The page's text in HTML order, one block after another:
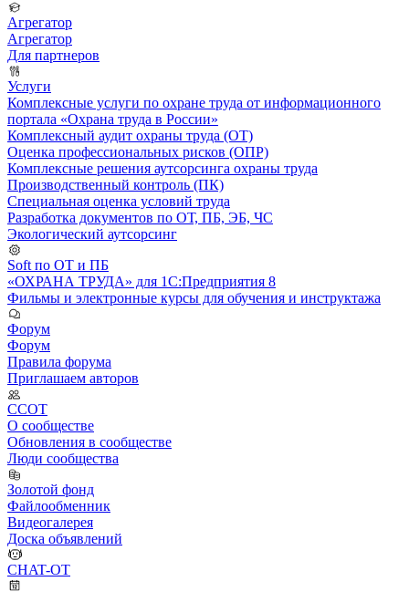
Агрегатор
Агрегатор
Для партнеров
Услуги
Комплексные услуги по охране труда от информационного
портала «Охрана труда в России»
Комплексный аудит охраны труда (ОТ)
Оценка профессиональных рисков (ОПР)
Комплексные решения аутсорсинга охраны труда
Производственный контроль (ПК)
Специальная оценка условий труда
Разработка документов по ОТ, ПБ, ЭБ, ЧС
Экологический аутсорсинг
Soft по ОТ и ПБ
«ОХРАНА ТРУДА» для 1С:Предприятия 8
Фильмы и электронные курсы для обучения и инструктажа
Форум
Форум
Правила форума
Приглашаем авторов
ССОТ
О сообществе
Обновления в сообществе
Люди сообщества
Золотой фонд
Файлообменник
Видеогалерея
Доска объявлений
CHAT-OT